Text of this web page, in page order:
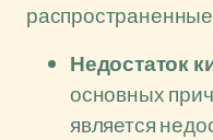
Недостаток
основных
является